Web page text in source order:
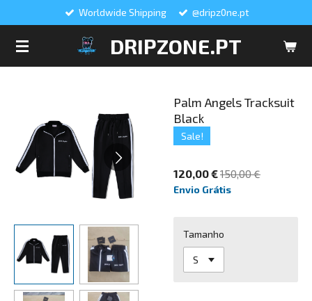
DRIPZONE.PT
Worldwide Shipping @dripz0ne.pt
Palm Angels Tracksuit
Black
Sale!
120,00 €150,00 €
Envio Grátis
Tamanho